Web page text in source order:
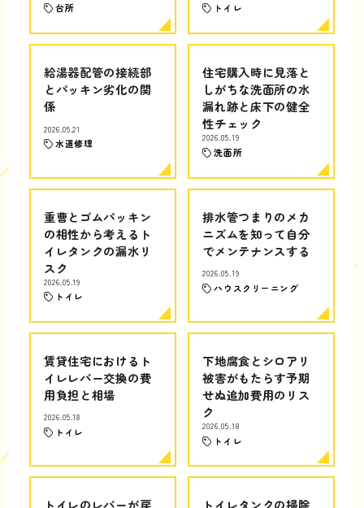
台所 トイレ
給湯器配管の接続部
とパッキン劣化の関
係
2026.05.21
水道修理
住宅購入時に見落と
しがちな洗面所の水
漏れ跡と床下の健全
性チェック
2026.05.19
洗面所
重曹とゴムパッキン
の相性から考えるト
イレタンクの漏水リ
スク
2026.05.19
トイレ
排水管つまりのメカ
ニズムを知って自分
でメンテナンスする
2026.05.19
ハウスクリーニング
賃貸住宅におけるト
イレレバー交換の費
用負担と相場
2026.05.18
トイレ
下地腐食とシロアリ
被害がもたらす予期
せぬ追加費用のリス
ク
2026.05.18
トイレ
トイレのレバーが戻 トイレタンクの掃除